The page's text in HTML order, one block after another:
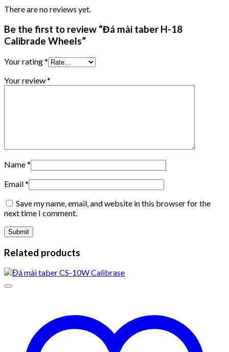
There are no reviews yet.
Be the first to review “Đá mài taber H-18
Calibrade Wheels”
Your rating*
Your review*
Name*
Email*
Save my name, email, and website in this browser for the
next time I comment.
Related products